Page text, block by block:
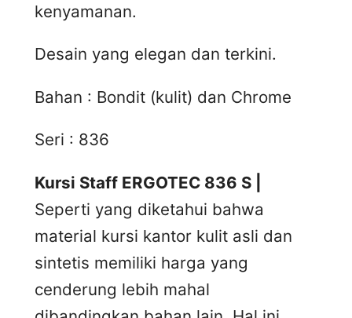
kenyamanan.
Desain yang elegan dan terkini.
Bahan : Bondit (kulit) dan Chrome
Seri : 836
Kursi Staff ERGOTEC 836 S |
Seperti yang diketahui bahwa
material kursi kantor kulit asli dan
sintetis memiliki harga yang
cenderung lebih mahal